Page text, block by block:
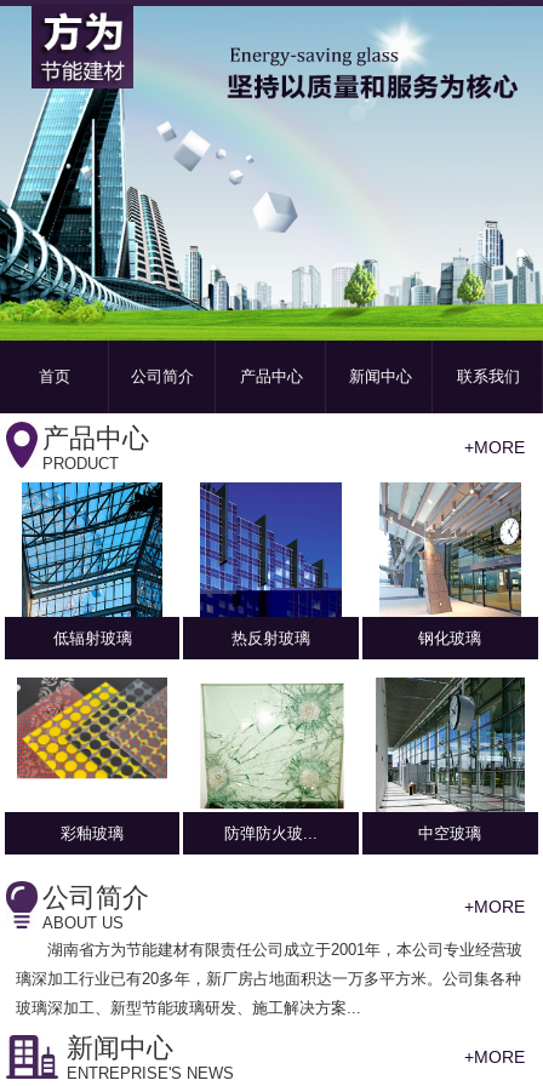
首页 公司简介 产品中心 新闻中心 联系我们
产品中心
PRODUCT
+MORE
低辐射玻璃 热反射玻璃 钢化玻璃
彩釉玻璃 防弹防火玻... 中空玻璃
公司简介
ABOUT US
+MORE
湖南省方为节能建材有限责任公司 成立于2001年，本公司专业经营玻
璃深加工行业已有20多年，新厂房占地面积达一万多平方米。公司集各种
玻璃深加工、新型节能玻璃研发、施工解决方案...
新闻中心
ENTREPRISE'S NEWS
+MORE